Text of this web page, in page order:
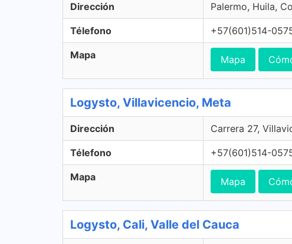
Dirección Palermo, Huila,
Télefono +57(601)514-
Mapa Mapa
Logysto, Villavicencio, Meta
Dirección Carrera 27,
Télefono +57(601)514-
Mapa Mapa
Logysto, Cali, Valle del Cauca